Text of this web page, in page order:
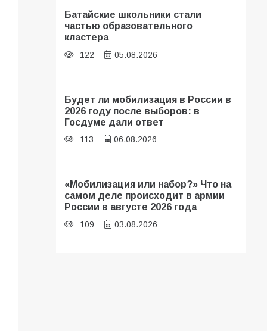
Батайские школьники стали
частью образовательного
кластера
122 05.08.2026
Будет ли мобилизация в России в
2026 году после выборов: в
Госдуме дали ответ
113 06.08.2026
«Мобилизация или набор?» Что на
самом деле происходит в армии
России в августе 2026 года
109 03.08.2026